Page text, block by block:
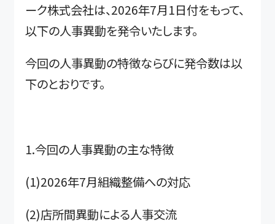
ーク株式会社は、2026年7月1日付をもって、
以下の人事異動を発令いたします。
今回の人事異動の特徴ならびに発令数は以
下のとおりです。
1.今回の人事異動の主な特徴
(1)2026年7月組織整備への対応
(2)店所間異動による人事交流